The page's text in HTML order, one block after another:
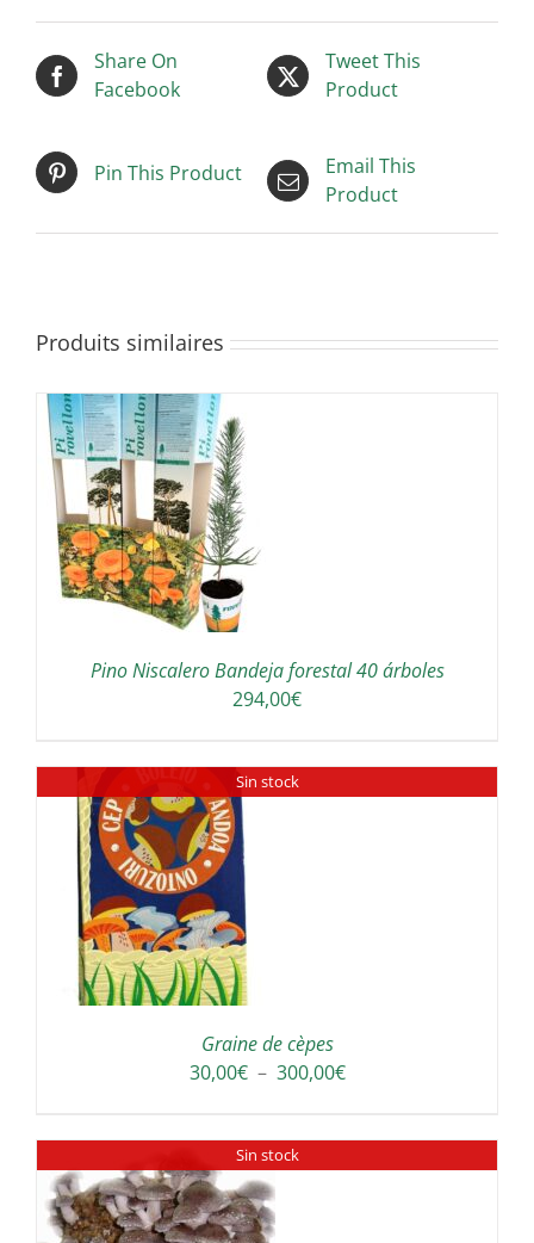
Share On
Facebook
Tweet This
Product
Pin This Product
Email This
Product
Produits similaires
Pino Niscalero Bandeja forestal 40 árboles
294,00€
Sin stock
Graine de cèpes
30,00€ – 300,00€Plage
Sin stock